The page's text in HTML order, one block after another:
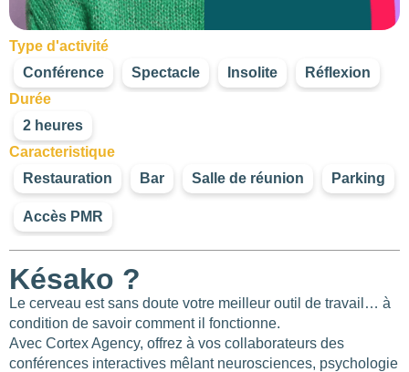
Type d'activité
Conférence
Spectacle Insolite
Réflexion
Durée
2 heures
Caracteristique
Restauration
Bar Salle de réunion Parking
Accès PMR
Késako ?
Le cerveau est sans doute votre meilleur outil de travail… à
condition de savoir comment il fonctionne.
Avec Cortex Agency, offrez à vos collaborateurs des
conférences interactives mêlant neurosciences, psychologie
376
110
2